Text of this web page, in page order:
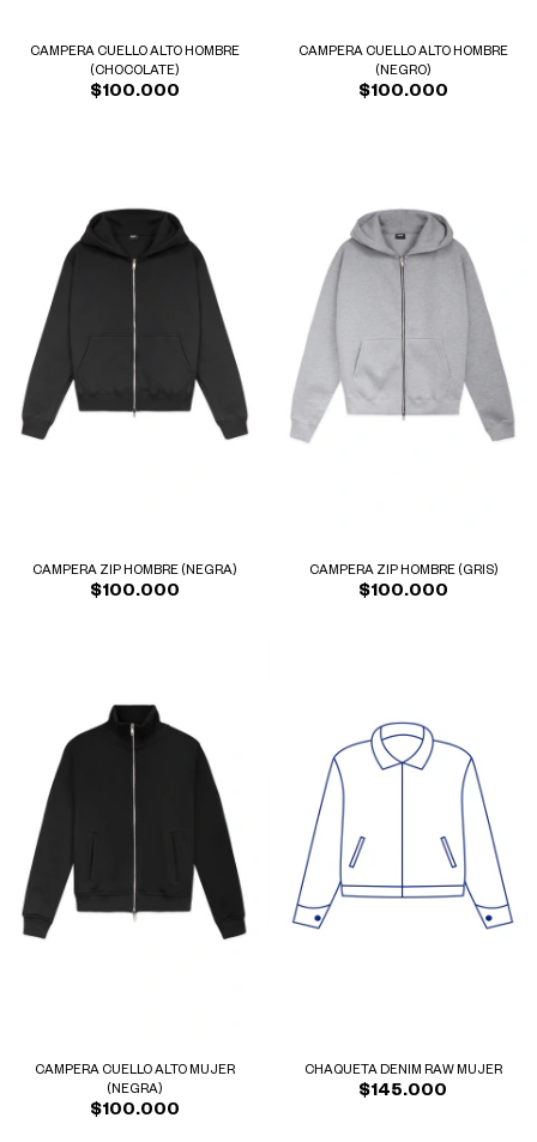
CAMPERA CUELLO ALTO HOMBRE
(CHOCOLATE)
$100.000
CAMPERA CUELLO ALTO HOMBRE
(NEGRO)
$100.000
CAMPERA ZIP HOMBRE (NEGRA)
$100.000
CAMPERA ZIP HOMBRE (GRIS)
$100.000
CAMPERA CUELLO ALTO MUJER
(NEGRA)
$100.000
CHAQUETA DENIM RAW MUJER
$145.000